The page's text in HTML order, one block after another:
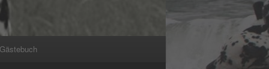
Gästebuch